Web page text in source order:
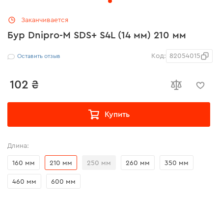
Бур Dnipro-M SDS+ S4L (14 мм) 210 мм
Оставить отзыв Код: 82054015
102 ₴
Купить
Заканчивается
Длина:
160 мм 210 мм 250 мм 260 мм 350 мм
460 мм 600 мм